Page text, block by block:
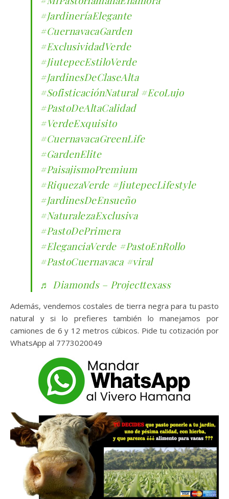
#JardineríaElegante
#CuernavacaGarden
#ExclusividadVerde
#JiutepecEstiloVerde
#JardinesDeClaseAlta
#SofisticaciónNatural #EcoLujo
#PastoDeAltaCalidad
#VerdeExquisito
#CuernavacaGreenLife
#GardenElite
#PaisajismoPremium
#RiquezaVerde #JiutepecLifestyle
#JardinesDeEnsueño
#NaturalezaExclusiva
#PastoDePrimera
#EleganciaVerde #PastoEnRollo
#PastoCuernavaca #viral
♬ Diamonds – Projecttexass
Además, vendemos costales de tierra negra para tu pasto
natural y si lo prefieres también lo manejamos por
camiones de 6 y 12 metros cúbicos. Pide tu cotización por
WhatsApp al 7773020049